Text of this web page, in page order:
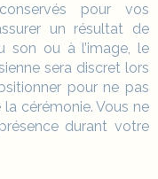
pour vos
un résultat de
son ou à l’image, le
sera discret lors
pour ne pas
cérémonie. Vous ne
durant votre